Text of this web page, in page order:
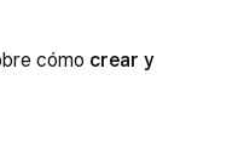
cómo crear y